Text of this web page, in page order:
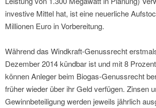
investive Mittel hat, ist eine neuerliche
Millionen Euro in Vorbereitung.
Während das Windkraft-Genussrecht
Dezember 2014 kündbar ist und mit 8
können Anleger beim Biogas-Genussrecht
früher wieder über ihr Geld verfügen. Zinsen
Gewinnbeteiligung werden jeweils jährlich